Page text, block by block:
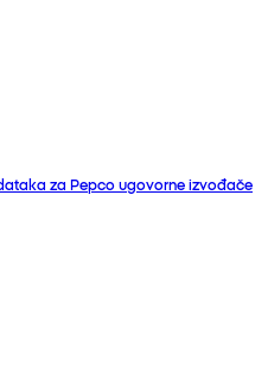
za Pepco ugovorne izvođače